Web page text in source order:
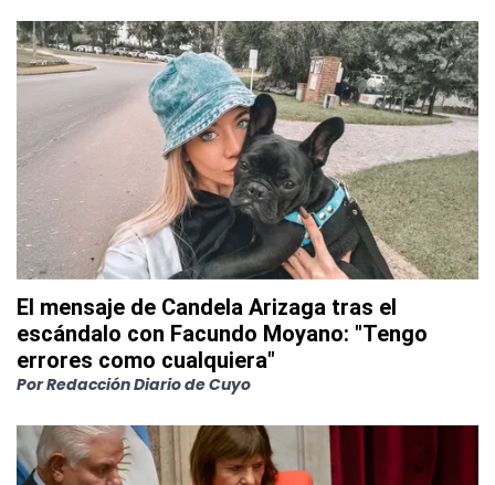
El mensaje de Candela Arizaga tras el
escándalo con Facundo Moyano: "Tengo
errores como cualquiera"
PorRedacción Diario de Cuyo